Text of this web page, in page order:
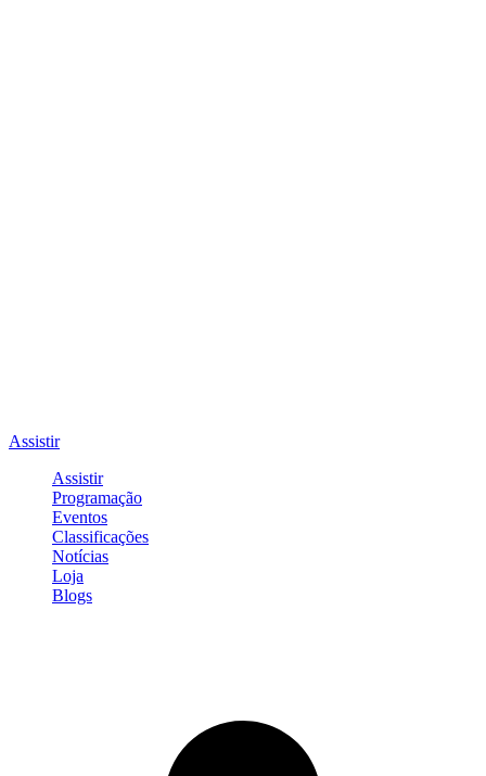
Assistir
Assistir
Programação
Eventos
Classificações
Notícias
Loja
Blogs